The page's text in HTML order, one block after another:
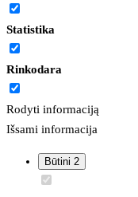
Statistika
Rinkodara
Rodyti informaciją
Išsami informacija
Būtini 2